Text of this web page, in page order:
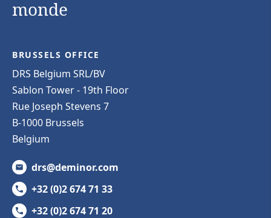
monde
BRUSSELS OFFICE
DRS Belgium SRL/BV
Sablon Tower - 19th Floor
Rue Joseph Stevens 7
B-1000 Brussels
Belgium
drs@deminor.com
+32 (0)2 674 71 33
+32 (0)2 674 71 20